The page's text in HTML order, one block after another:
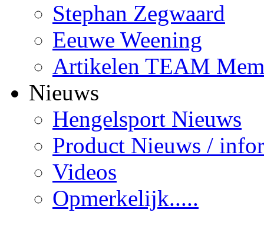
Stephan Zegwaard
Eeuwe Weening
Artikelen TEAM
Nieuws
Hengelsport Nieuws
Product Nieuws /
Videos
Opmerkelijk.....